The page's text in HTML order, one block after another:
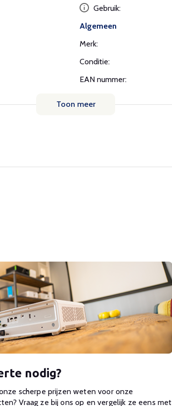
Gebruik:
Algemeen
Merk:
Conditie:
EAN nummer:
Toon meer
nodig?
scherpe prijzen weten voor onze
Vraag ze bij ons op en vergelijk ze eens met